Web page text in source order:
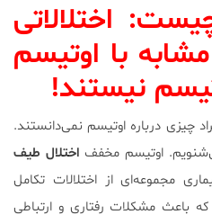
اختلالاتی
با اوتیسم
نیستند!
چیزی درباره اوتیسم نمی‌دانستند.
می‌شنویم. اوتیسم مخفف اختلال طیف
مجموعه‌ای از اختلالات تکامل
باعث مشکلات رفتاری و ارتباطی